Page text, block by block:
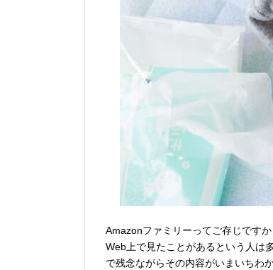
Amazonファミリーってご存じです
Web上で見たことがあるという人は
で残念ながらその内容がいまいちわ